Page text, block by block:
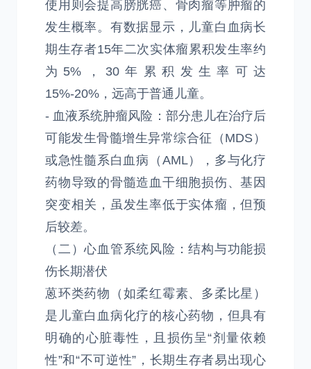
使用则会提高膀胱癌、骨肉瘤等肿瘤的
发生概率。有数据显示，儿童白血病长
期生存者15年二次实体瘤累积发生率约
为5%，30年累积发生率可达
15%-20%，远高于普通儿童。
- 血液系统肿瘤风险：部分患儿在治疗后
可能发生骨髓增生异常综合征（MDS）
或急性髓系白血病（AML），多与化疗
药物导致的骨髓造血干细胞损伤、基因
突变相关，虽发生率低于实体瘤，但预
后较差。
（二）心血管系统风险：结构与功能损
伤长期潜伏
蒽环类药物（如柔红霉素、多柔比星）
是儿童白血病化疗的核心药物，但具有
明确的心脏毒性，且损伤呈“剂量依赖
性”和“不可逆性”，长期生存者易出现心